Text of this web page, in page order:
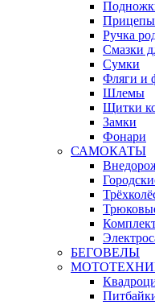
Прицепы
Ручка
Смазки
Сумки
Фляги и
Шлемы
Щитки
Замки
Фонари
САМОКАТЫ
БЕГОВЕЛЫ